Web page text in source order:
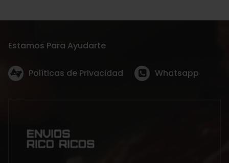
Estamos Para Ayudarte
Políticas de Privacidad Whatsapp